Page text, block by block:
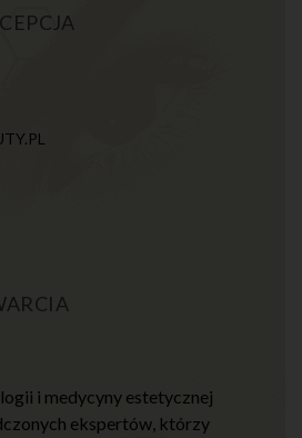
i medycyny estetycznej
ekspertów, którzy